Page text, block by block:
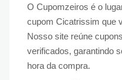
O Cupomzeiros é o
cupom Cicatrissim que
Nosso site reúne
verificados, garantindo
hora da compra.